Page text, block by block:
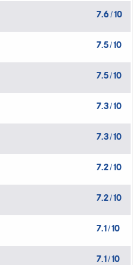
7.6 /10
7.5/10
7.5/10
7.3/10
7.3/10
7.2/10
7.2/10
7.1/10
7.1/10